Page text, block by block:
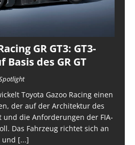
GR GT3: GT3-
Basis des GR GT
Toyota Gazoo Racing einen
der auf der Architektur des
und die Anforderungen der FIA-
Das Fahrzeug richtet sich an
und [...]